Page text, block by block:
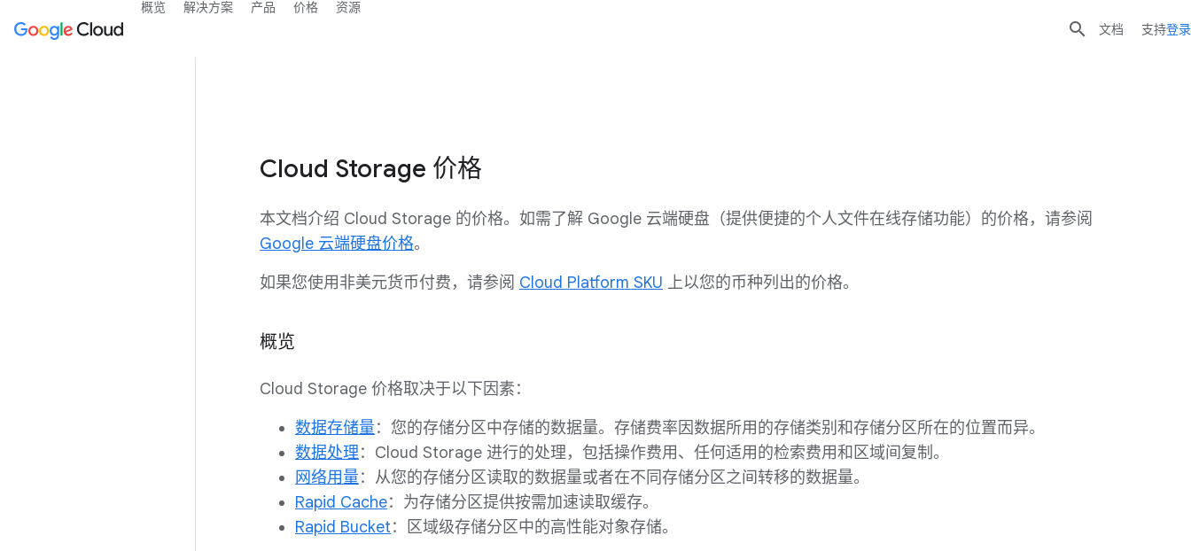
Cloud Storage 价格
本文档介绍 Cloud Storage 的价格。如需了解 Google 云端硬盘（提供便捷的个人文件在线存储功能）的价格，请参阅
Google 云端硬盘价格。
如果您使用非美元货币付费，请参阅 Cloud Platform SKU 上以您的币种列出的价格。
概览
Cloud Storage 价格取决于以下因素：
数据存储量：您的存储分区中存储的数据量。存储费率因数据所用的存储类别和存储分区所在的位置而异。
数据处理：Cloud Storage 进行的处理，包括操作费用、任何适用的检索费用和区域间复制。
网络用量：从您的存储分区读取的数据量或者在不同存储分区之间转移的数据量。
Rapid Cache：为存储分区提供按需加速读取缓存。
Rapid Bucket：区域级存储分区中的高性能对象存储。
概览 解决方案 产品 价格 资源
 文档 支持登录